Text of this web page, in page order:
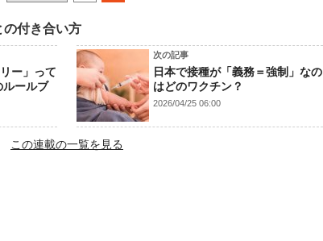
の付き合い方
ー」って
ルールブ
次の記事
日本で接種が「義務＝強制」なの
はどのワクチン？
2026/04/25 06:00
この連載の一覧を見る